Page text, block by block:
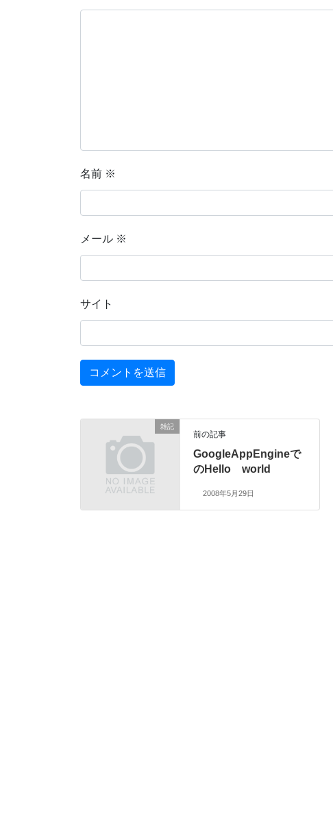
名前 ※
メール ※
サイト
雑記
前の記事
GoogleAppEngineで
のHello world
2008年5月29日